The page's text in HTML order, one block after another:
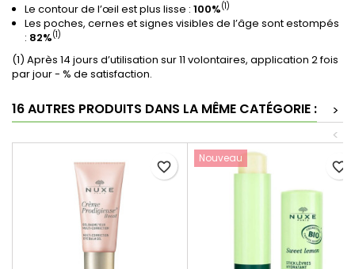
Le contour de l’œil est plus lisse : 100%(1)
Les poches, cernes et signes visibles de l’âge sont estompés
: 82%(1)
(1) Après 14 jours d’utilisation sur 11 volontaires, application 2 fois
par jour - % de satisfaction.
16 AUTRES PRODUITS DANS LA MÊME CATÉGORIE :
>
<
favorite_border
Nouveau
favorite_border